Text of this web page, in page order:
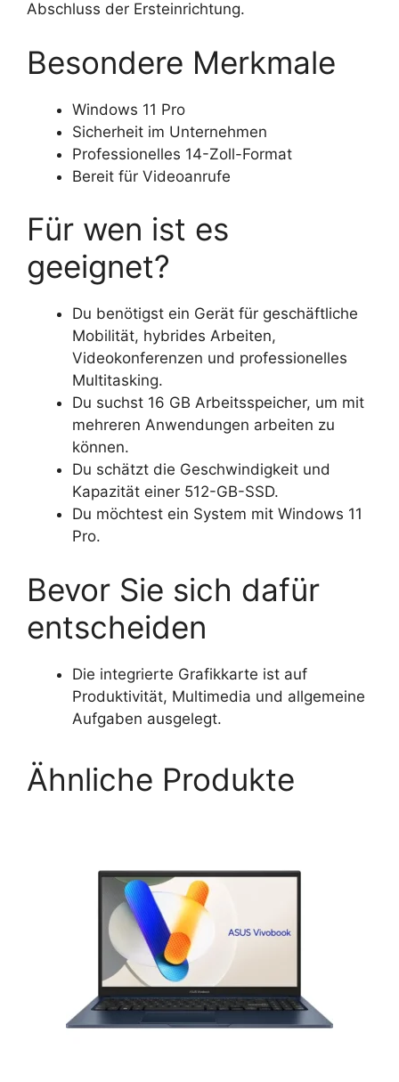
Abschluss der Ersteinrichtung.
Besondere Merkmale
Windows 11 Pro
Sicherheit im Unternehmen
Professionelles 14-Zoll-Format
Bereit für Videoanrufe
Für wen ist es
geeignet?
Du benötigst ein Gerät für geschäftliche
Mobilität, hybrides Arbeiten,
Videokonferenzen und professionelles
Multitasking.
Du suchst 16 GB Arbeitsspeicher, um mit
mehreren Anwendungen arbeiten zu
können.
Du schätzt die Geschwindigkeit und
Kapazität einer 512-GB-SSD.
Du möchtest ein System mit Windows 11
Pro.
Bevor Sie sich dafür
entscheiden
Die integrierte Grafikkarte ist auf
Produktivität, Multimedia und allgemeine
Aufgaben ausgelegt.
Ähnliche Produkte